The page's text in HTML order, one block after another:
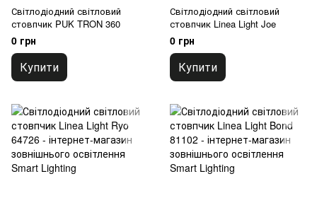
Світлодіодний світловий
стовпчик PUK TRON 360
0 грн
Купити
Світлодіодний світловий
стовпчик Linea Light Joe
0 грн
Купити